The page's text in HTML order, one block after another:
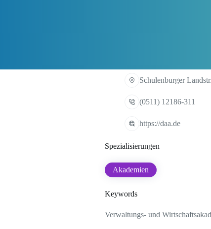
Schulenburger
(0511) 12186-311
https://daa.de
Spezialisierungen
Akademien
Keywords
Verwaltungs- und